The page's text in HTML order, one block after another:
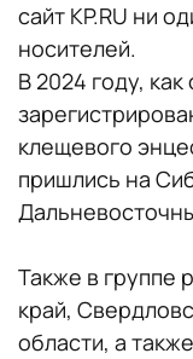
сайт KP.RU ни
носителей.
В 2024 году,
клещевого
пришлись на
Также в группе
край,
области, а